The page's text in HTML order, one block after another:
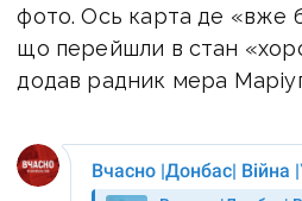
фото.Ось карта де «вже
що перейшли в стан
додав радник мера